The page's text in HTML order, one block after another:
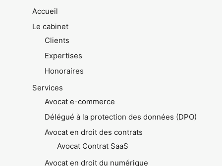
Accueil
Le cabinet
Clients
Expertises
Honoraires
Services
Avocat e-commerce
Délégué à la protection des données (DPO)
Avocat en droit des contrats
Avocat Contrat SaaS
Avocat en droit du numérique